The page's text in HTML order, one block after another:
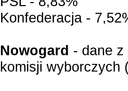
Konfederacja -
Nowogard - dane
komisji wyborczych